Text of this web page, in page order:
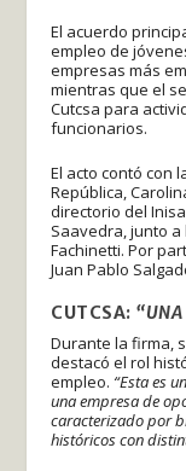
El acuerdo
empleo de
empresas más
mientras que el
Cutcsa para
funcionarios.
El acto contó con
República,
directorio del
Saavedra, junto a
Fachinetti. Por
Juan Pablo
CUTCSA: “UNA
Durante la firma,
destacó el rol
empleo. “Esta es
una empresa de
caracterizado por
históricos con